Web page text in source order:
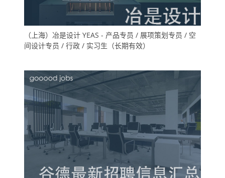
（上海）冶是设计 YEAS - 产品专员 / 展项策划专员 / 空
间设计专员 / 行政 / 实习生（长期有效）